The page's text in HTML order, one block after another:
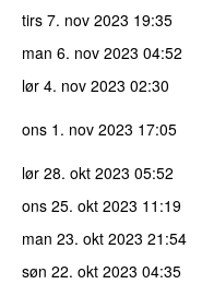
tirs 7. nov 2023 19:35
man 6. nov 2023 04:52
lør 4. nov 2023 02:30
ons 1. nov 2023 17:05
lør 28. okt 2023 05:52
ons 25. okt 2023 11:19
man 23. okt 2023 21:54
søn 22. okt 2023 04:35